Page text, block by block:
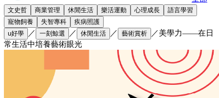
文史哲 商業管理 休閒生活 樂活運動 心理成長
語言學習
寵物飼養
失智專科
疾病照護
u好學
／ 一刻鯨選 ／ 休閒生活 ／ 藝術賞析 ／美學力——在日
常生活中培養藝術眼光